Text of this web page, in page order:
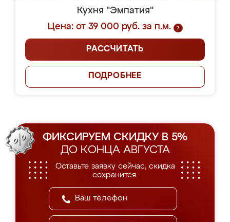
Кухня "Эмпатия"
Цена: от 39 000 руб. за п.м.
?
РАССЧИТАТЬ
ПОДРОБНЕЕ
ФИКСИРУЕМ СКИДКУ В 5%
ДО КОНЦА АВГУСТА
Оставьте заявку сейчас, скидка
сохранится.